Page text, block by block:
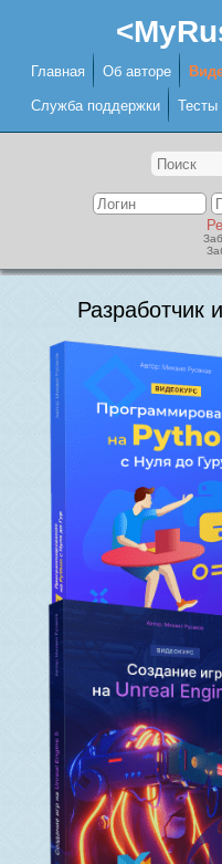
Главная Об авторе
Служба поддержки Тесты
Разработчик